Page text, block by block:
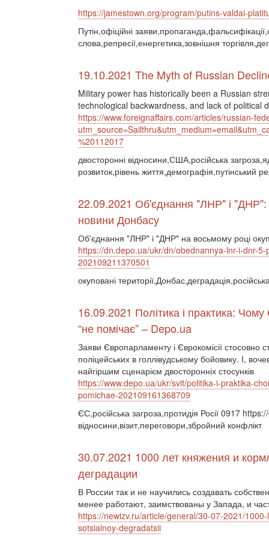
https://jamestown.org/program/putins-valdai-
Путін,офіційні
слова,репресії,енергетика,зовнішня
19.10.2021 The Myth of Russian
Military power has historically been a Russian
technological backwardness, and lack of political
https://www.foreignaffairs.com/articles/russian-
%20112017
двосторонні відносини,США,російська
розвиток,рівень життя,демографія,путінський
22.09.2021 Об'єднання "ЛНР" і "ДНР":
новини Донбасу
Об'єднання "ЛНР" і "ДНР" на восьмому році
https://dn.depo.ua/ukr/dn/obednannya-lnr-i-dnr-
202109211370501
окуповані
16.09.2021 Політика і практика: Чому
“не помічає” – Depo.ua
Заяви Європарламенту і Єврокомісії стосовно
поліцейських в голлівудському бойовику. І,
найгіршим сценарієм двосторонніх стосунків
https://www.depo.ua/ukr/svit/politika-i-praktika-
pomichae-202109161368709
ЄС,російська загроза,протидія Росії 0917
відносини,візит,переговори,збройний конфлікт
30.07.2021 1000 лет княжения и
деградации
В России так и не научились создавать
менее работают, заимствованы у Запада, и
https://newizv.ru/article/general/30-07-2021/
sotsialnoy-degradatsii